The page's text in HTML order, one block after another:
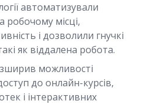
автоматизували
робочому місці,
і дозволили гнучкі
як віддалена робота.
можливості
до онлайн-курсів,
і інтерактивних